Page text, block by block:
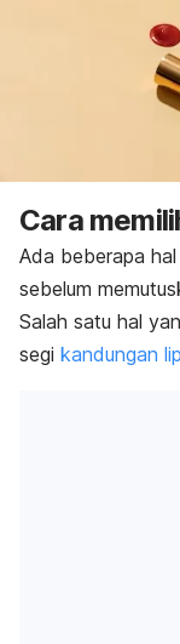
Cara
Ada beberapa
sebelum
Salah satu hal
segi kandungan